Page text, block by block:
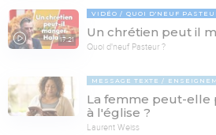
17:21
VIDÉO QUOI D'NEUF
Un chrétien peut il
Quoi d'neuf Pasteur ?
MESSAGE TEXTE
La femme peut-elle
à l'église ?
Laurent Weiss